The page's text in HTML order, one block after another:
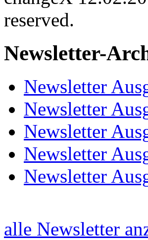
reserved.
Newsletter-
Newsletter
Newsletter
Newsletter
Newsletter
Newsletter
alle Newsletter